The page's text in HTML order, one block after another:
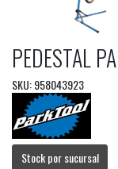
PEDESTAL
SKU: 958043923
Stock por sucursal